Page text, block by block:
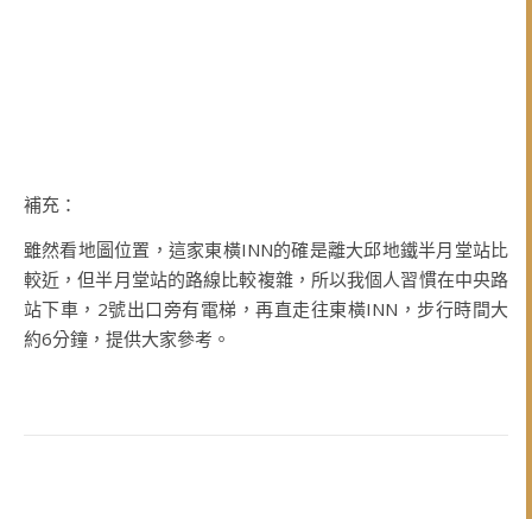
補充：
雖然看地圖位置，這家東橫INN的確是離大邱地鐵半月堂站比
較近，但半月堂站的路線比較複雜，所以我個人習慣在中央路
站下車，2號出口旁有電梯，再直走往東橫INN，步行時間大
約6分鐘，提供大家參考。